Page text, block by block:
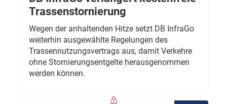
Trassenstornierung
Wegen der anhaltenden Hitze setzt DB InfraGo
weiterhin ausgewählte Regelungen des
Trassennutzungsvertrags aus, damit Verkehre
ohne Stornierungsentgelte herausgenommen
werden können.